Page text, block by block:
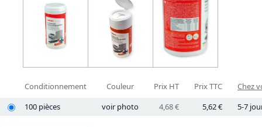
Conditionnement Couleur Prix HT Prix TTC
Chez
100 pièces
voir photo 4,68 € 5,62 € 5-7